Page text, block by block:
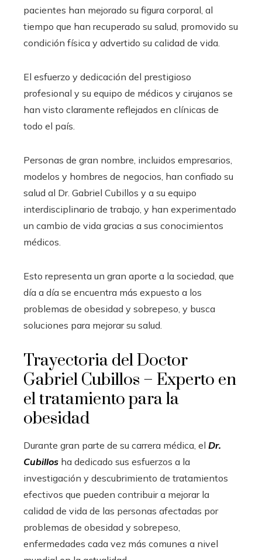
pacientes han mejorado su figura corporal, al
tiempo que han recuperado su salud, promovido su
condición física y advertido su calidad de vida.
El esfuerzo y dedicación del prestigioso
profesional y su equipo de médicos y cirujanos se
han visto claramente reflejados en clínicas de
todo el país.
Personas de gran nombre, incluidos empresarios,
modelos y hombres de negocios, han confiado su
salud al Dr. Gabriel Cubillos y a su equipo
interdisciplinario de trabajo, y han experimentado
un cambio de vida gracias a sus conocimientos
médicos.
Esto representa un gran aporte a la sociedad, que
día a día se encuentra más expuesto a los
problemas de obesidad y sobrepeso, y busca
soluciones para mejorar su salud.
Trayectoria del Doctor
Gabriel Cubillos – Experto en
el tratamiento para la
obesidad
Durante gran parte de su carrera médica, el Dr.
Cubillos ha dedicado sus esfuerzos a la
investigación y descubrimiento de tratamientos
efectivos que pueden contribuir a mejorar la
calidad de vida de las personas afectadas por
problemas de obesidad y sobrepeso,
enfermedades cada vez más comunes a nivel